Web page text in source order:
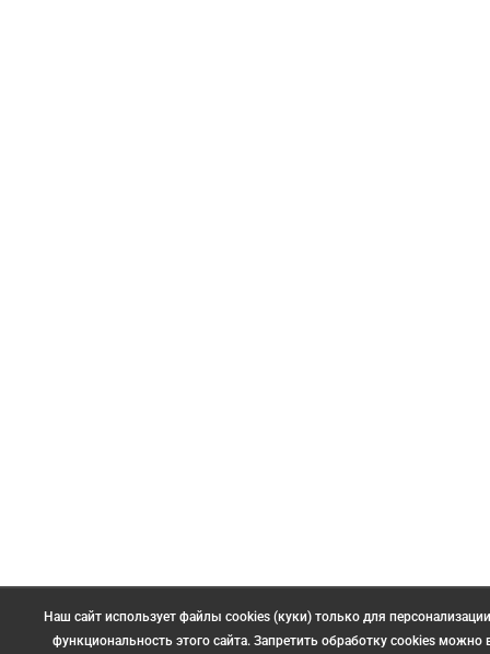
Наш сайт использует файлы cookies (куки) только для
функциональность этого сайта. Запретить обработку cookies